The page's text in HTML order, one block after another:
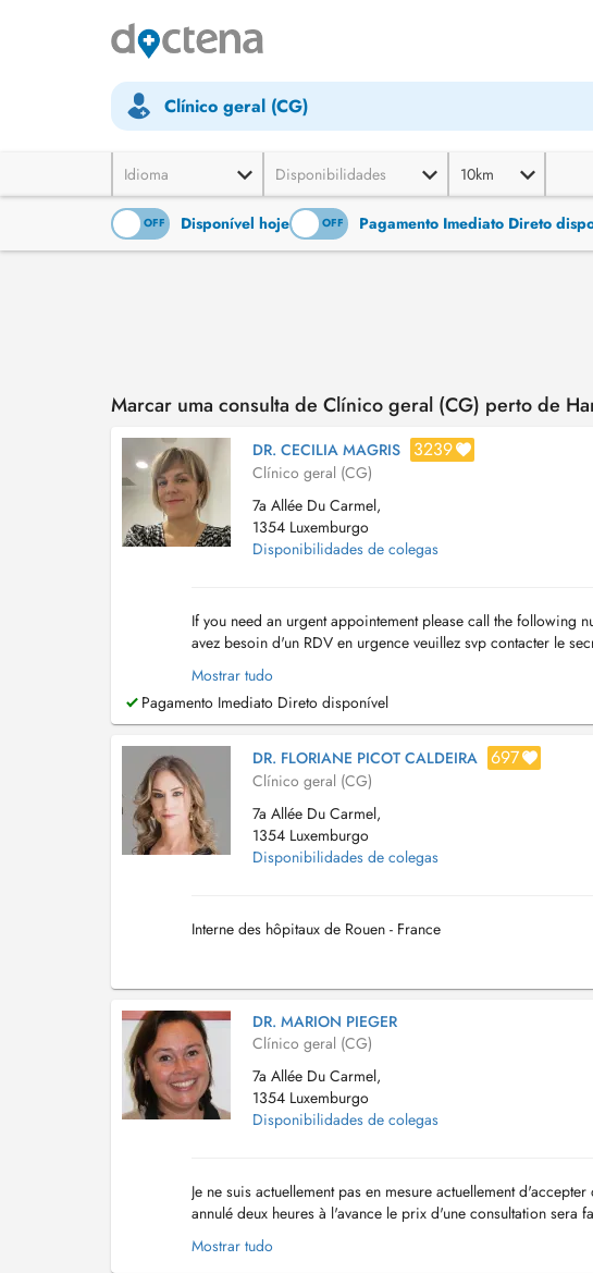
Clínico geral (CG)
Idioma Disponibilidades 10km
OFF Disponível hoje
ON OFF Pagamento Imediato Direto
Marcar uma consulta de Clínico geral (CG) perto de
DR. CECILIA MAGRIS 3239
Clínico geral (CG)
7a Allée Du Carmel,
1354 Luxemburgo
Disponibilidades de colegas
If you need an urgent appointement please call the following
avez besoin d'un RDV en urgence veuillez svp contacter le
your first appointement please send your deta...
Mostrar tudo
Pagamento Imediato Direto disponível
DR. FLORIANE PICOT CALDEIRA 697
Clínico geral (CG)
7a Allée Du Carmel,
1354 Luxemburgo
Disponibilidades de colegas
Interne des hôpitaux de Rouen - France
DR. MARION PIEGER
Clínico geral (CG)
7a Allée Du Carmel,
1354 Luxemburgo
Disponibilidades de colegas
Je ne suis actuellement pas en mesure actuellement
annulé deux heures à l'avance le prix d'une consultation sera
prénom et date de naissance sont suffis...
Mostrar tudo